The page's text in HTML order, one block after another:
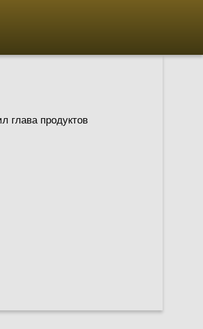
глава продуктов